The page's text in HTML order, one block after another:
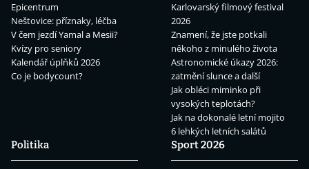
Epicentrum
Neštovice: příznaky, léčba
V čem jezdí Yamal a Mesii?
Kvízy pro seniory
Kalendář úplňků 2026
Co je bodycount?
Karlovarský filmový festival
2026
Znamení, že jste potkali
někoho z minulého života
Astronomické úkazy 2026:
zatmění slunce a další
Jak obléci miminko při
vysokých teplotách?
Jak na dokonalé letní mojito
6 lehkých letních salátů
Politika
Sport 2026